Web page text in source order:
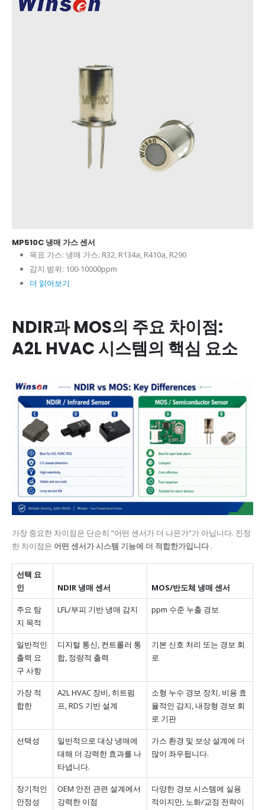
MP510C 냉매 가스 센서
목표 가스: 냉매 가스: R32, R134a, R410a, R290
감지 범위: 100-10000ppm
더 읽어보기
NDIR과 MOS의 주요 차이점:
A2L HVAC 시스템의 핵심 요소
가장 중요한 차이점은 단순히 “어떤 센서가 더 나은가”가 아닙니다. 진정
한 차이점은 어떤 센서가 시스템 기능에 더 적합한가입니다.
선택 요
인
NDIR 냉매 센서 MOS/반도체 냉매 센서
주요 탐
지 목적
LFL/부피 기반 냉매 감지 ppm 수준 누출 경보
일반적인
출력 요
구 사항
디지털 통신, 컨트롤러 통
합, 정량적 출력
기본 신호 처리 또는 경보 회
로
가장 적
합한
A2L HVAC 장비, 히트펌
프, RDS 기반 설계
소형 누수 경보 장치, 비용 효
율적인 감지, 내장형 경보 회
로 기판
선택성
일반적으로 대상 냉매에
대해 더 강력한 효과를 나
타냅니다.
가스 환경 및 보상 설계에 더
많이 좌우됩니다.
장기적인
안정성
OEM 안전 관련 설계에서
강력한 이점
다양한 경보 시스템에 실용
적이지만, 노화/교정 전략이